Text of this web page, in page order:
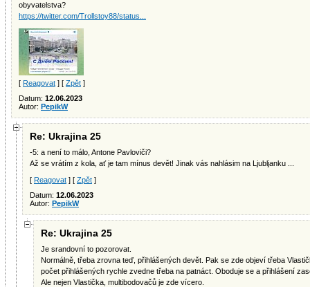
obyvatelstva?
https://twitter.com/Trollstoy88/status...
[ Reagovat ] [ Zpět ]
Datum: 12.06.2023
Autor: PepikW
Re: Ukrajina 25
-5: a není to málo, Antone Pavloviči?
Až se vrátím z kola, ať je tam mínus devět! Jinak vás nahlásim na Ljubljanku ...
[ Reagovat ] [ Zpět ]
Datum: 12.06.2023
Autor: PepikW
Re: Ukrajina 25
Je srandovní to pozorovat.
Normálně, třeba zrovna teď, přihlášených devět. Pak se zde objeví třeba
počet přihlášených rychle zvedne třeba na patnáct. Oboduje se a přihlášení
Ale nejen Vlastička, multibodovačů je zde vícero.